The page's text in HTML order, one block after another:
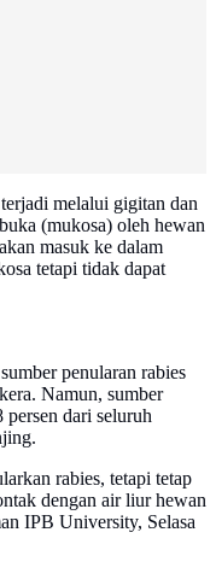
melalui gigitan dan
(mukosa) oleh hewan
masuk ke dalam
tetapi tidak dapat
penularan rabies
Namun, sumber
persen dari seluruh
rabies, tetapi tetap
dengan air liur hewan
IPB University, Selasa